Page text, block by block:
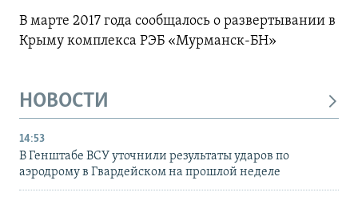
В марте 2017 года сообщалось о развертывании в
Крыму комплекса РЭБ «Мурманск-БН»
НОВОСТИ
14:53
В Генштабе ВСУ уточнили результаты ударов по
аэродрому в Гвардейском на прошлой неделе